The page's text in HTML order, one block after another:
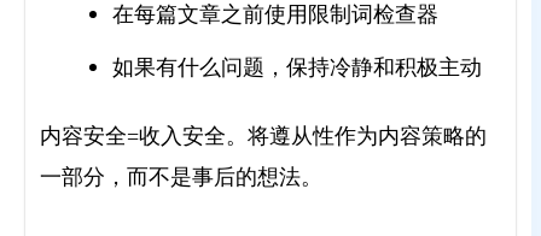
在每篇文章之前使用限制词检查器
如果有什么问题，保持冷静和积极主动
内容安全=收入安全。将遵从性作为内容策略的
一部分，而不是事后的想法。